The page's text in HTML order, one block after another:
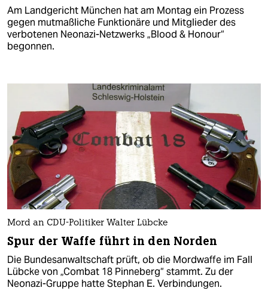
Am Landgericht München hat am Montag ein Prozess
gegen mutmaßliche Funktionäre und Mitglieder des
verbotenen Neonazi-Netzwerks „Blood & Honour“
begonnen.
Mord an CDU-Politiker Walter Lübcke
Spur der Waffe führt in den Norden
Die Bundesanwaltschaft prüft, ob die Mordwaffe im Fall
Lübcke von „Combat 18 Pinneberg“ stammt. Zu der
Neonazi-Gruppe hatte Stephan E. Verbindungen.